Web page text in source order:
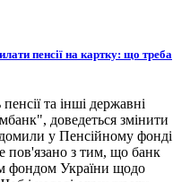
пенсії на картку: що треба
та інші державні
доведеться змінити
у Пенсійному фонді
пов'язано з тим, що банк
фондом України щодо